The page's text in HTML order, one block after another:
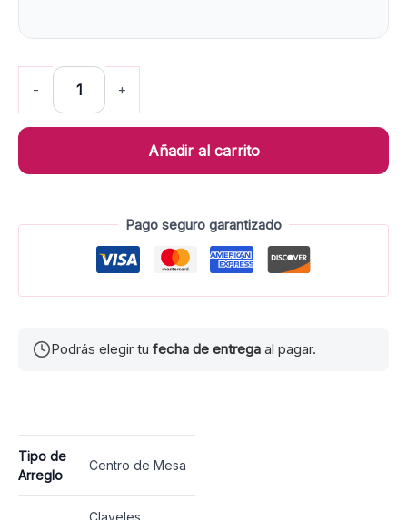
- +
Añadir al carrito
Pago seguro garantizado
Podrás elegir tu fecha de entrega al pagar.
Tipo de
Arreglo
Centro de Mesa
Claveles,